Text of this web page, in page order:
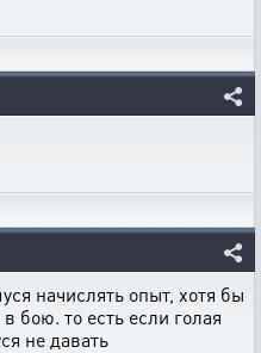
начислять опыт, хотя бы
бою. то есть если голая
не давать